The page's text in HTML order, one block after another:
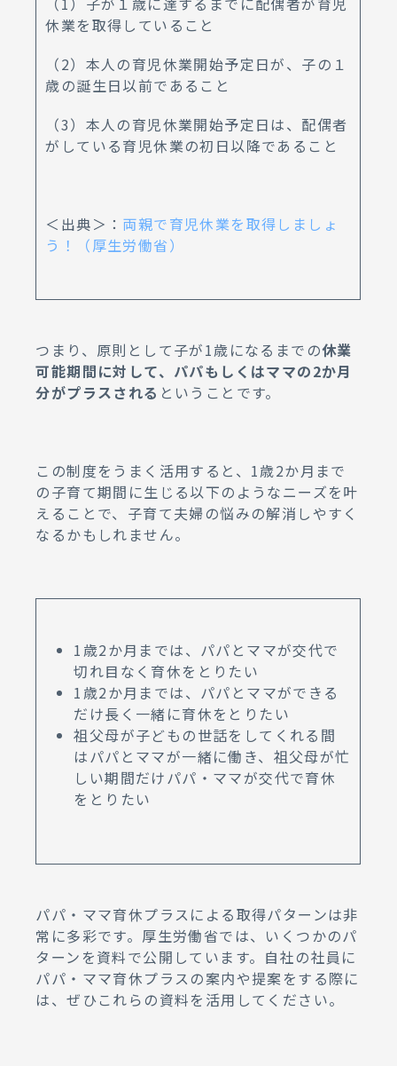
休業を取得していること
（2）本人の育児休業開始予定日が、子の１
歳の誕生日以前であること
（3）本人の育児休業開始予定日は、配偶者
がしている育児休業の初日以降であること
＜出典＞： 両親で育児休業を取得しましょ
う！（厚生労働省）
つまり、原則として子が1歳になるまでの休業
可能期間に対して、パパもしくはママの2か月
分がプラスされる ということです。
この制度をうまく活用すると、1歳2か月まで
の子育て期間に生じる以下のようなニーズを叶
えることで、子育て夫婦の悩みの解消しやすく
なるかもしれません。
1歳2か月までは、パパとママが交代で
切れ目なく育休をとりたい
1歳2か月までは、パパとママができる
だけ長く一緒に育休をとりたい
祖父母が子どもの世話をしてくれる間
はパパとママが一緒に働き、祖父母が忙
しい期間だけパパ・ママが交代で育休
をとりたい
パパ・ママ育休プラスによる取得パターンは非
常に多彩です。厚生労働省では、いくつかのパ
ターンを資料で公開しています。自社の社員に
パパ・ママ育休プラスの案内や提案をする際に
は、ぜひこれらの資料を活用してください。